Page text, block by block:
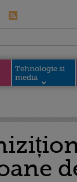
Tehnologie si
media